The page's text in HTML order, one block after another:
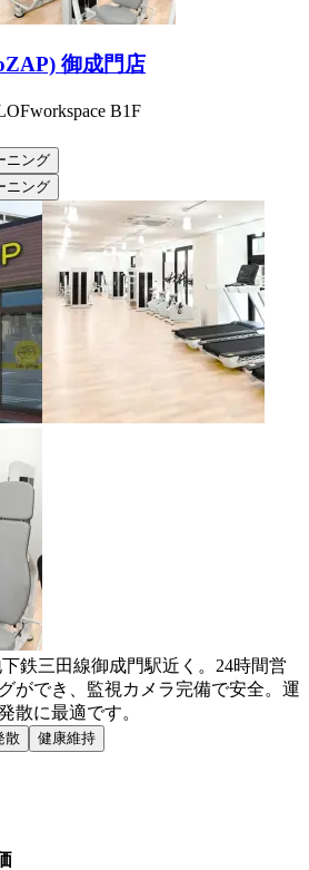
御成門店
B1F
ニング
ニング
鉄三田線御成門駅近く。24時間営
ができ、監視カメラ完備で安全。運
散に最適です。
散 健康維持